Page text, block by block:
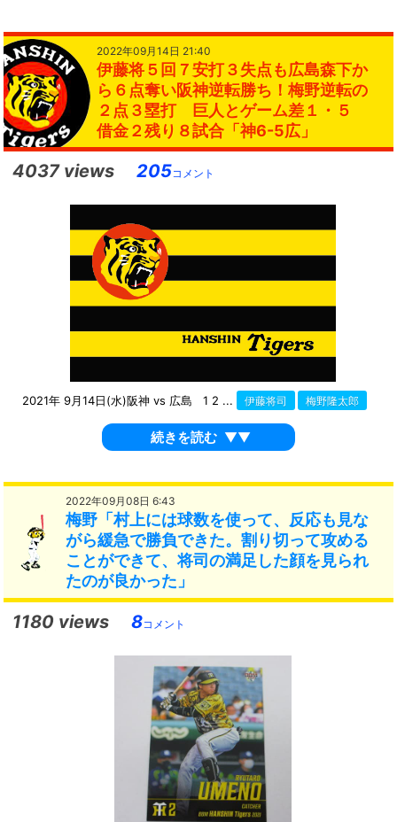
2022年09月14日 21:40
伊藤将５回７安打３失点も広島森下か
ら６点奪い阪神逆転勝ち！梅野逆転の
２点３塁打 巨人とゲーム差１・５
借金２残り８試合「神6-5広」
4037 views 205コメント
2021年 9月14日(水)阪神 vs 広島 1 2 ... 伊藤将司 梅野隆太郎
続きを読む ▼▼
2022年09月08日 6:43
梅野「村上には球数を使って、反応も見な
がら緩急で勝負できた。割り切って攻める
ことができて、将司の満足した顔を見られ
たのが良かった」
1180 views 8コメント